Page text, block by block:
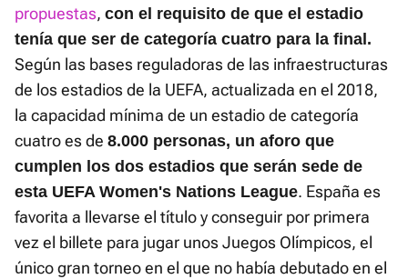
propuestas, con el requisito de que el estadio
tenía que ser de categoría cuatro para la final.
Según las bases reguladoras de las infraestructuras
de los estadios de la UEFA, actualizada en el 2018,
la capacidad mínima de un estadio de categoría
cuatro es de 8.000 personas, un aforo que
cumplen los dos estadios que serán sede de
esta UEFA Women's Nations League. España es
favorita a llevarse el título y conseguir por primera
vez el billete para jugar unos Juegos Olímpicos, el
único gran torneo en el que no había debutado en el